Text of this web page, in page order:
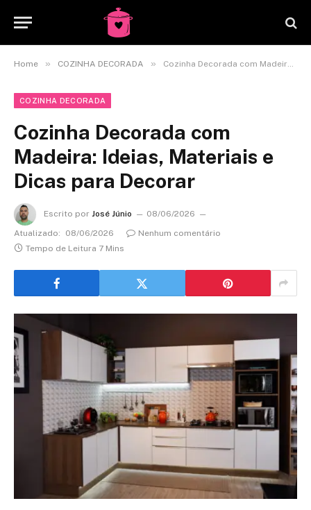
Home » COZINHA DECORADA » Cozinha Decorada com Madeira: Ideias, Materiais e Dicas para Decorar
COZINHA DECORADA
Cozinha Decorada com
Madeira: Ideias, Materiais e
Dicas para Decorar
Escrito por José Júnio
08/06/2026
Atualizado:
08/06/2026
Nenhum comentário
Tempo de Leitura 7 Mins